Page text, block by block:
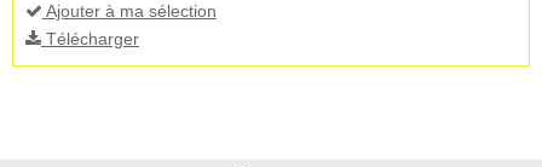
Ajouter à ma sélection
Télécharger